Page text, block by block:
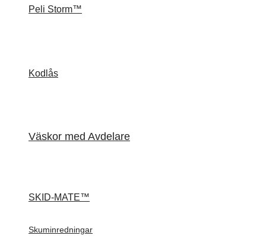
Peli Storm™
Kodlås
Väskor med Avdelare
SKID-MATE™
Skuminredningar